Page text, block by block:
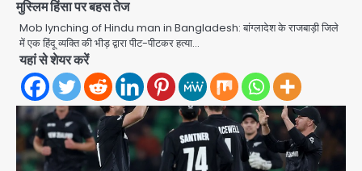
मुस्लिम हिंसा पर बहस तेज
Mob lynching of Hindu man in Bangladesh: बांग्लादेश के राजबाड़ी जिले
में एक हिंदू व्यक्ति की भीड़ द्वारा पीट-पीटकर हत्या…
यहां से शेयर करें